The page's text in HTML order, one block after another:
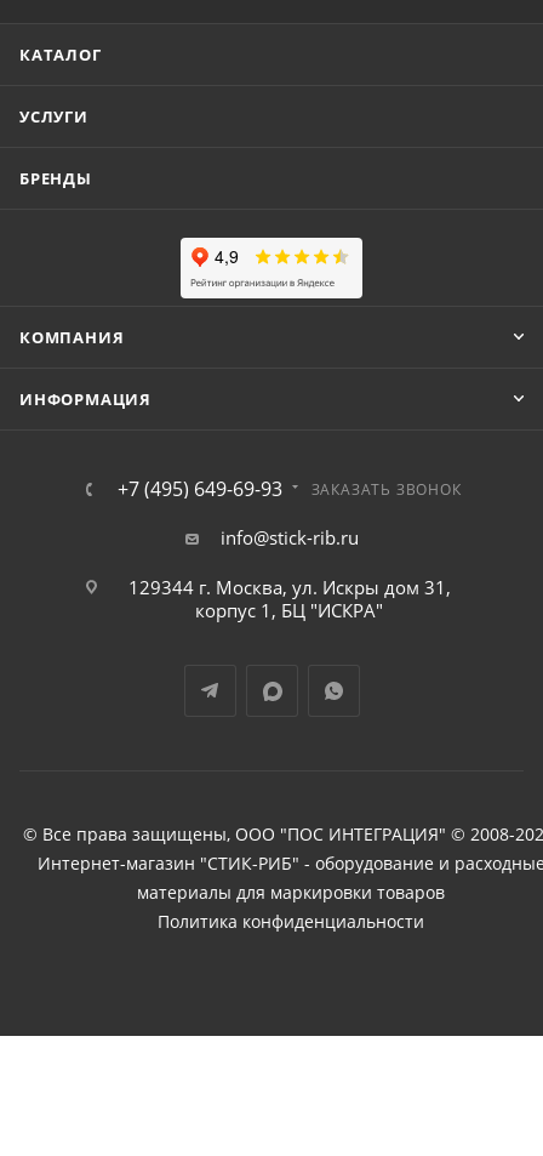
КАТАЛОГ
УСЛУГИ
БРЕНДЫ
КОМПАНИЯ
ИНФОРМАЦИЯ
+7 (495) 649-69-93 ЗАКАЗАТЬ ЗВОНОК
info@stick-rib.ru
129344 г. Москва, ул. Искры дом 31,
корпус 1, БЦ "ИСКРА"
© Все права защищены, ООО "ПОС ИНТЕГРАЦИЯ" © 2008-
Интернет-магазин "СТИК-РИБ" - оборудование и
материалы для маркировки товаров
Политика конфиденциальности